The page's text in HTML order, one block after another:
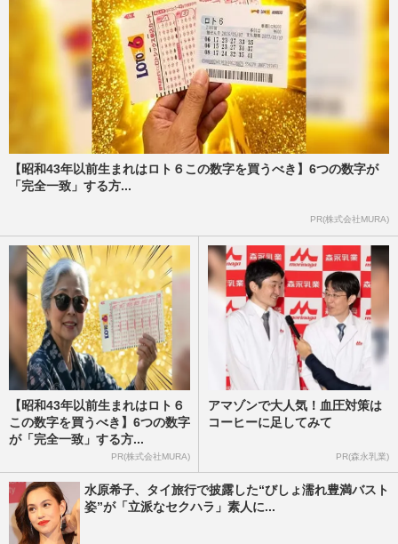
【昭和43年以前生まれはロト６この数字を買うべき】6つの数字が
「完全一致」する方...
PR(株式会社MURA)
【昭和43年以前生まれはロト６
この数字を買うべき】6つの数字
が「完全一致」する方...
PR(株式会社MURA)
アマゾンで大人気！血圧対策は
コーヒーに足してみて
PR(森永乳業)
水原希子、タイ旅行で披露した“びしょ濡れ豊満バスト
姿”が「立派なセクハラ」素人に...